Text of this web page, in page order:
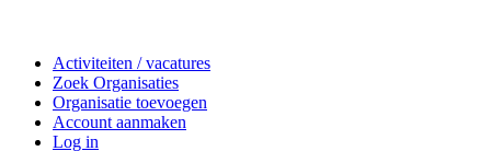
Activiteiten / vacatures
Zoek Organisaties
Organisatie toevoegen
Account aanmaken
Log in